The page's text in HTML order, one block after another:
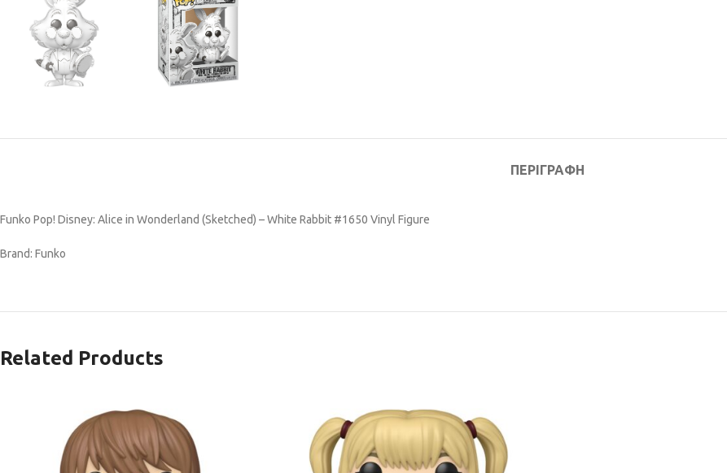
ΠΕΡΙΓΡΑΦΉ
Funko Pop! Disney: Alice in Wonderland (Sketched) – White Rabbit #1650 Vinyl Figure
Brand: Funko
Related Products